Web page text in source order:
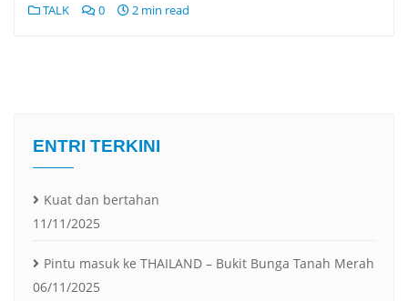
TALK 0 2 min read
ENTRI TERKINI
Kuat dan bertahan
11/11/2025
Pintu masuk ke THAILAND – Bukit Bunga Tanah Merah
06/11/2025